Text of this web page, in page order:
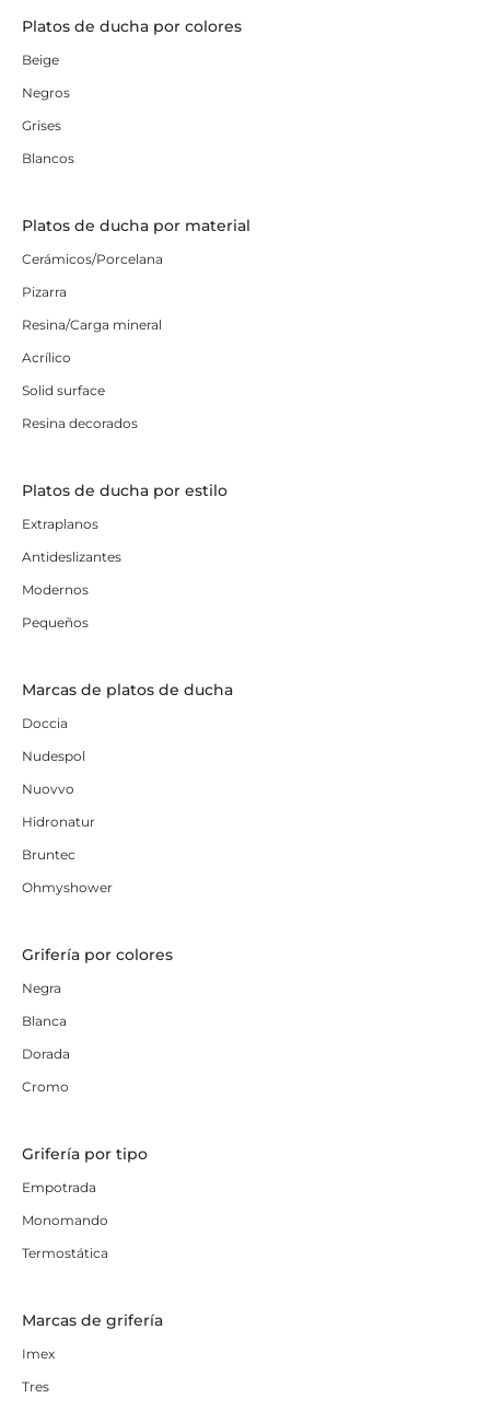
Platos de ducha por colores
Beige
Negros
Grises
Blancos
Platos de ducha por material
Cerámicos/Porcelana
Pizarra
Resina/Carga mineral
Acrílico
Solid surface
Resina decorados
Platos de ducha por estilo
Extraplanos
Antideslizantes
Modernos
Pequeños
Marcas de platos de ducha
Doccia
Nudespol
Nuovvo
Hidronatur
Bruntec
Ohmyshower
Grifería por colores
Negra
Blanca
Dorada
Cromo
Grifería por tipo
Empotrada
Monomando
Termostática
Marcas de grifería
Imex
Tres